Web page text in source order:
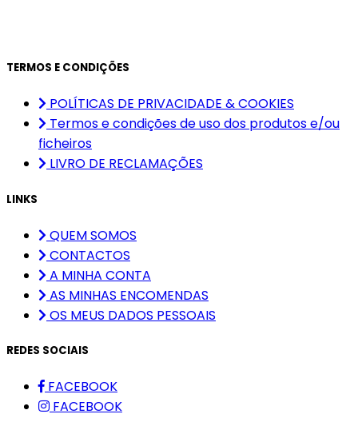
TERMOS E CONDIÇÕES
POLÍTICAS DE PRIVACIDADE & COOKIES
Termos e condições de uso dos produtos e/ou
ficheiros
LIVRO DE RECLAMAÇÕES
LINKS
QUEM SOMOS
CONTACTOS
A MINHA CONTA
AS MINHAS ENCOMENDAS
OS MEUS DADOS PESSOAIS
REDES SOCIAIS
FACEBOOK
FACEBOOK